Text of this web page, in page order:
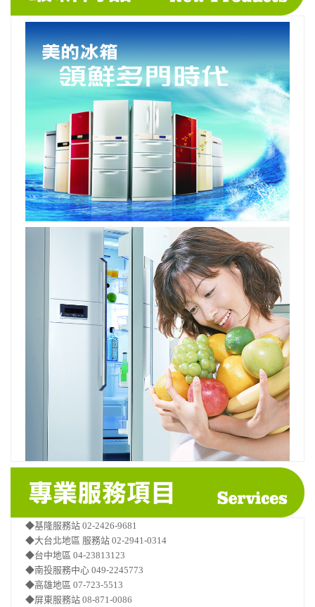
◆基隆服務站 02-2426-9681
◆大台北地區 服務站 02-2941-0314
◆台中地區 04-23813123
◆南投服務中心 049-2245773
◆高雄地區 07-723-5513
◆屏東服務站 08-871-0086